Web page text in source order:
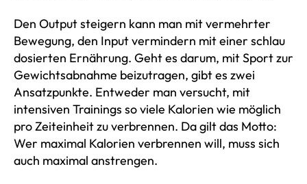
Den Output steigern kann man mit vermehrter
Bewegung, den Input vermindern mit einer schlau
dosierten Ernährung. Geht es darum, mit Sport zur
Gewichtsabnahme beizutragen, gibt es zwei
Ansatzpunkte. Entweder man versucht, mit
intensiven Trainings so viele Kalorien wie möglich
pro Zeiteinheit zu verbrennen. Da gilt das Motto:
Wer maximal Kalorien verbrennen will, muss sich
auch maximal anstrengen.